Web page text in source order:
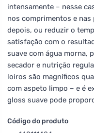
intensamente – nesse
nos comprimentos e nas
depois, ou reduzir o
satisfação com o
suave com água morna,
secador e nutrição
loiros são magníficos
com aspeto limpo – e é
gloss suave pode
Código do produto